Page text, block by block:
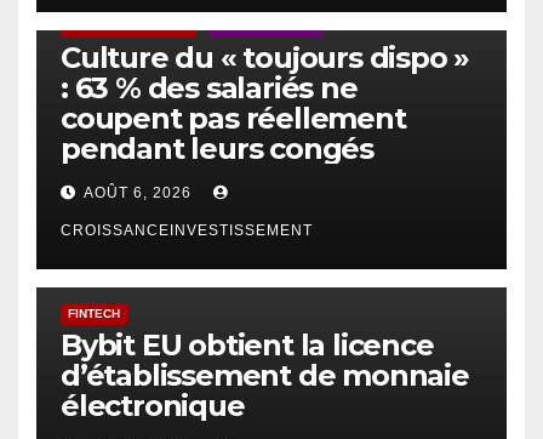
Culture du « toujours dispo »
: 63 % des salariés ne
coupent pas réellement
pendant leurs congés
AOÛT 6, 2026
CROISSANCEINVESTISSEMENT
FINTECH
Bybit EU obtient la licence
d’établissement de monnaie
électronique